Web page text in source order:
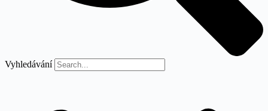
Vyhledávání